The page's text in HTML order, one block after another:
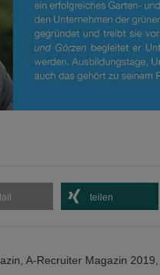
teilen
, A-Recruiter Magazin 2019,